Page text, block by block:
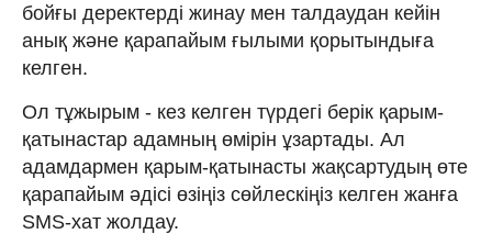
бойғы деректерді жинау мен талдаудан кейін
анық және қарапайым ғылыми қорытындыға
келген.
Ол тұжырым - кез келген түрдегі берік қарым-
қатынастар адамның өмірін ұзартады. Ал
адамдармен қарым-қатынасты жақсартудың өте
қарапайым әдісі өзіңіз сөйлескіңіз келген жанға
SMS-хат жолдау.